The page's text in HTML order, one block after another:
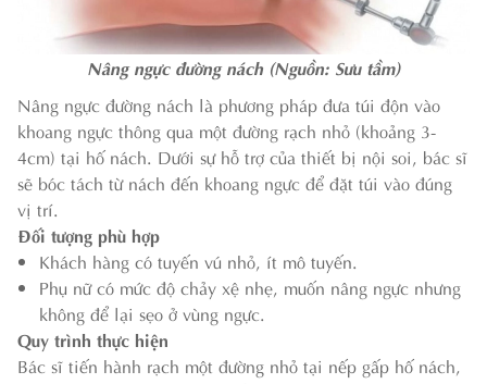
Nâng ngực đường nách (Nguồn: Sưu tầm)
Nâng ngực đường nách là phương pháp đưa túi độn vào
khoang ngực thông qua một đường rạch nhỏ (khoảng 3-
4cm) tại hố nách. Dưới sự hỗ trợ của thiết bị nội soi, bác sĩ
sẽ bóc tách từ nách đến khoang ngực để đặt túi vào đúng
vị trí.
Đối tượng phù hợp
Khách hàng có tuyến vú nhỏ, ít mô tuyến.
Phụ nữ có mức độ chảy xệ nhẹ, muốn nâng ngực nhưng
không để lại sẹo ở vùng ngực.
Quy trình thực hiện
Bác sĩ tiến hành rạch một đường nhỏ tại nếp gấp hố nách,